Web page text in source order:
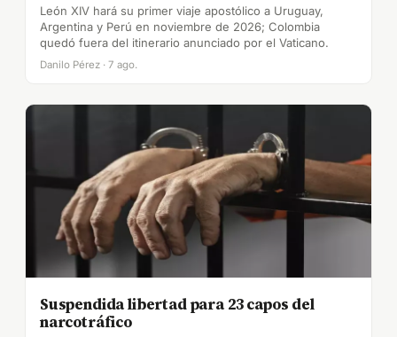
León XIV hará su primer viaje apostólico a Uruguay,
Argentina y Perú en noviembre de 2026; Colombia
quedó fuera del itinerario anunciado por el Vaticano.
Danilo Pérez · 7 ago.
Suspendida libertad para 23 capos del
narcotráfico